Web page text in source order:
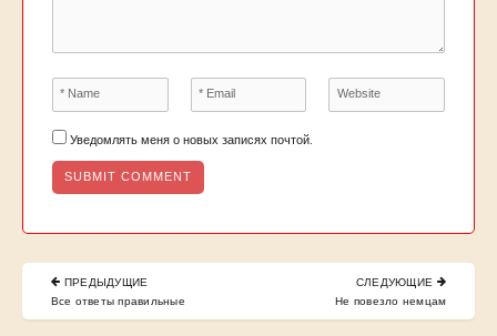
Уведомлять меня о новых записях почтой.
Навигация
записям
ПРЕДЫДУЩИЕ
PREVIOUS
POST:
Все ответы правильные
СЛЕДУЮЩИЕ
NEXT
POST:
Не повезло немцам